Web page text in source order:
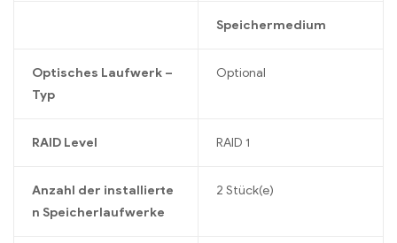
Speichermedium
Optisches Laufwerk –
Typ
Optional
RAID Level RAID 1
Anzahl der installierte
n Speicherlaufwerke
2 Stück(e)